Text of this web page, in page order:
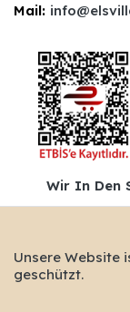
Mail:
Wir In Den
Unsere Website
geschützt.